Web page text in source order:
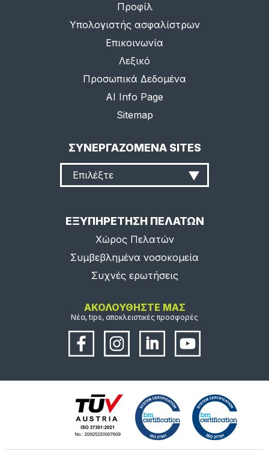
Προφίλ
Υπολογιστής ασφαλίστρων
Επικοινωνία
Λεξικό
Προσωπικά Δεδομένα
AI Info Page
Sitemap
ΣΥΝΕΡΓΑΖΟΜΕΝΑ SITES
Επιλέξτε
ΕΞΥΠΗΡΕΤΗΣΗ ΠΕΛΑΤΩΝ
Χώρος Πελατών
Συμβεβλημένα νοσοκομεία
Συχνές ερωτήσεις
ΑΚΟΛΟΥΘΗΣΤΕ ΜΑΣ
Νέα, tips, αποκλειστικές προσφορές